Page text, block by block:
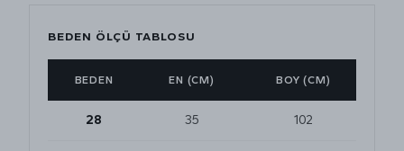
BEDEN ÖLÇÜ TABLOSU
BEDEN EN (CM) BOY (CM)
28 35 102